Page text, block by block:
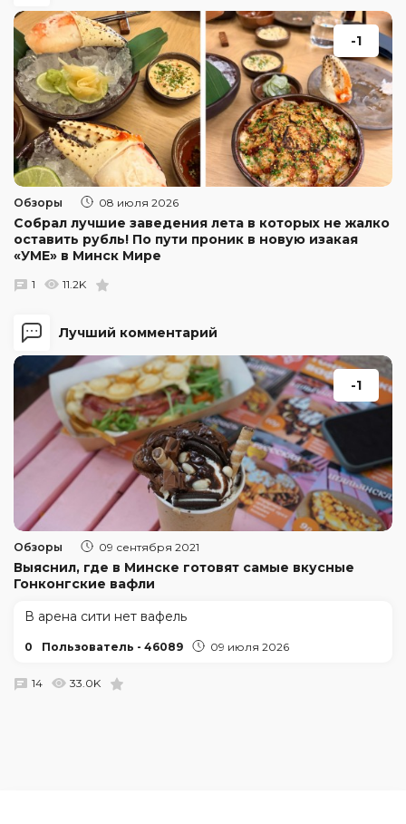
Лучший комментарий
-1
Обзоры 09 сентября 2021
Выяснил, где в Минске готовят самые вкусные
Гонконгские вафли
В арена сити нет вафель
0 Пользователь - 46089 09 июля 2026
14 33.0K
-1
Обзоры 08 июля 2026
Собрал лучшие заведения лета в которых не жалко
оставить рубль! По пути проник в новую изакая
«УМЕ» в Минск Мире
1 11.2K